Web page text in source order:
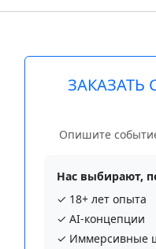
ЗАКАЗАТЬ
Опишите
Нас выбирают,
✓ 18+ лет опыта
✓ AI‑концепции
✓ Иммерсивные